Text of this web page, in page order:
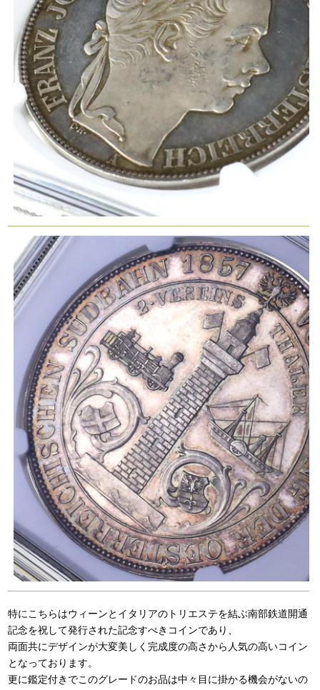
特にこちらはウィーンとイタリアのトリエステを結ぶ南部鉄道開通
記念を祝して発行された記念すべきコインであり、
両面共にデザインが大変美しく完成度の高さから人気の高いコイン
となっております。
更に鑑定付きでこのグレードのお品は中々目に掛かる機会がないの